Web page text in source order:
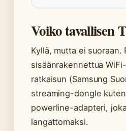
Voiko tavallisen
Kyllä, mutta ei
sisäänrakennettua
ratkaisun (Samsung
streaming-dongle
powerline-adapteri,
langattomaksi.